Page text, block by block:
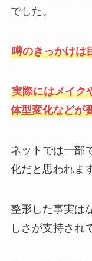
でした。
噂のきっかけは
実際にはメイク
体型変化などが
ネットでは一部
化だと思われま
整形した事実は
しさが支持され